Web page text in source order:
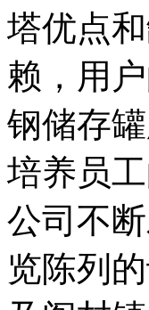
塔优点
赖，用
钢储存
培养员
公司不
览陈列